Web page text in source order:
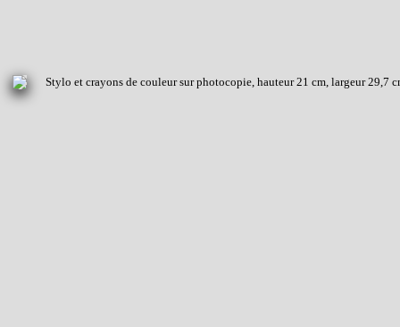
Stylo et crayons de couleur sur photocopie, hauteur 21 cm, largeur 29,7